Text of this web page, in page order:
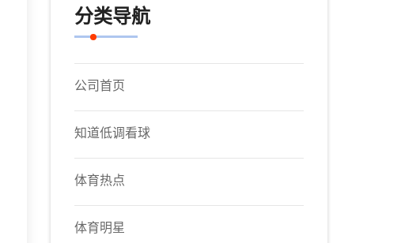
分类导航
公司首页
知道低调看球
体育热点
体育明星